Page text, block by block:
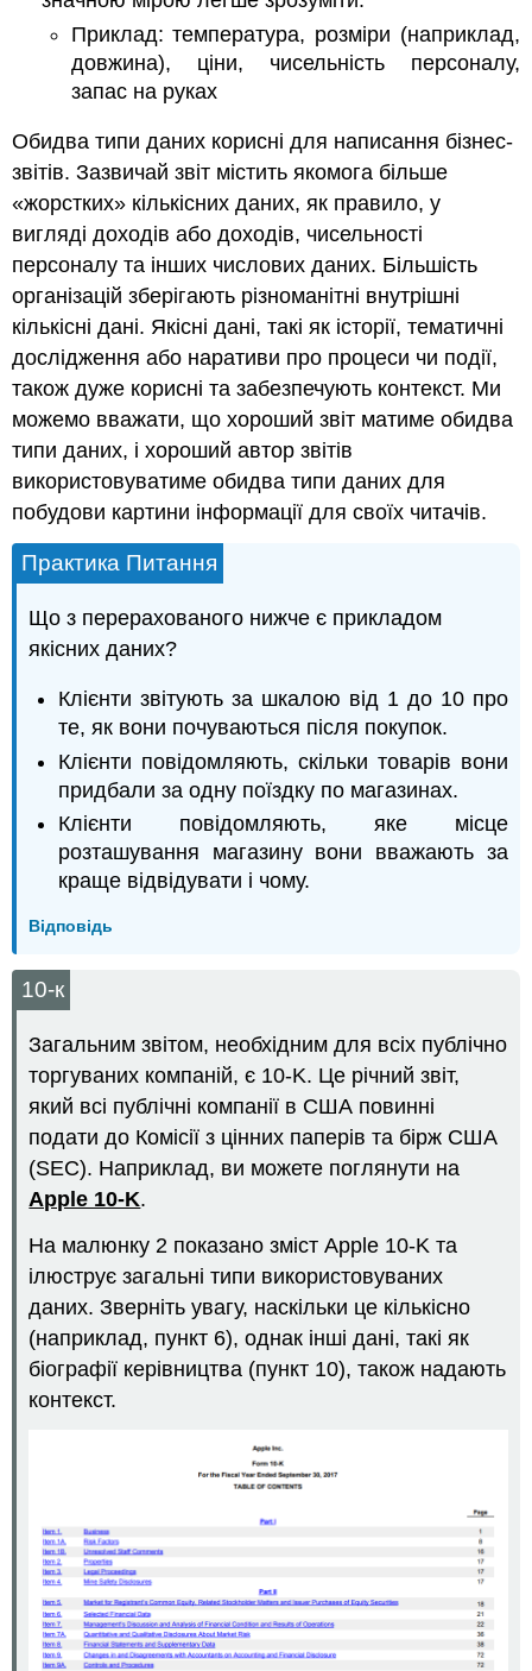
Приклад: температура, розміри (наприклад,
довжина), ціни, чисельність персоналу,
запас на руках
Обидва типи даних корисні для написання бізнес-
звітів. Зазвичай звіт містить якомога більше
«жорстких» кількісних даних, як правило, у
вигляді доходів або доходів, чисельності
персоналу та інших числових даних. Більшість
організацій зберігають різноманітні внутрішні
кількісні дані. Якісні дані, такі як історії, тематичні
дослідження або наративи про процеси чи події,
також дуже корисні та забезпечують контекст. Ми
можемо вважати, що хороший звіт матиме обидва
типи даних, і хороший автор звітів
використовуватиме обидва типи даних для
побудови картини інформації для своїх читачів.
Практика Питання
Що з перерахованого нижче є прикладом
якісних даних?
Клієнти звітують за шкалою від 1 до 10 про
те, як вони почуваються після покупок.
Клієнти повідомляють, скільки товарів вони
придбали за одну поїздку по магазинах.
Клієнти повідомляють, яке місце
розташування магазину вони вважають за
краще відвідувати і чому.
Відповідь
10-к
Загальним звітом, необхідним для всіх публічно
торгуваних компаній, є 10-K. Це річний звіт,
який всі публічні компанії в США повинні
подати до Комісії з цінних паперів та бірж США
(SEC). Наприклад, ви можете поглянути на
Apple 10-K.
На малюнку 2 показано зміст Apple 10-K та
ілюструє загальні типи використовуваних
даних. Зверніть увагу, наскільки це кількісно
(наприклад, пункт 6), однак інші дані, такі як
біографії керівництва (пункт 10), також надають
контекст.